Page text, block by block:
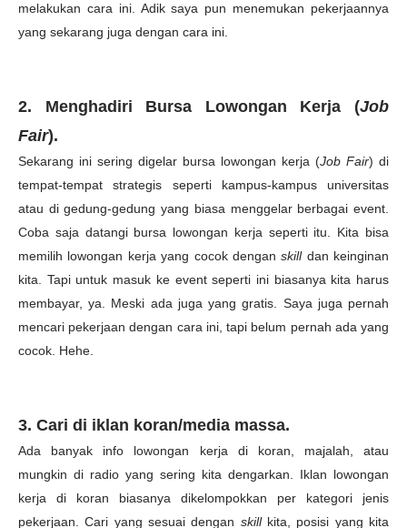
melakukan cara ini. Adik saya pun menemukan pekerjaannya
yang sekarang juga dengan cara ini.
2. Menghadiri Bursa Lowongan Kerja (Job
Fair).
Sekarang ini sering digelar bursa lowongan kerja (Job Fair) di
tempat-tempat strategis seperti kampus-kampus universitas
atau di gedung-gedung yang biasa menggelar berbagai event.
Coba saja datangi bursa lowongan kerja seperti itu. Kita bisa
memilih lowongan kerja yang cocok denganskill dan keinginan
kita. Tapi untuk masuk ke event seperti ini biasanya kita harus
membayar, ya. Meski ada juga yang gratis. Saya juga pernah
mencari pekerjaan dengan cara ini, tapi belum pernah ada yang
cocok. Hehe.
3. Cari di iklan koran/media massa.
Ada banyak info lowongan kerja di koran, majalah, atau
mungkin di radio yang sering kita dengarkan. Iklan lowongan
kerja di koran biasanya dikelompokkan per kategori jenis
pekerjaan. Cari yang sesuai dengan skill kita, posisi yang kita